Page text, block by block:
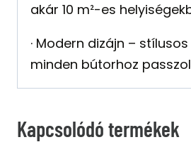
akár 10 m²-es
· Modern dizájn –
minden bútorhoz
Kapcsolódó termékek